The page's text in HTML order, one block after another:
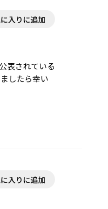
入りに追加
表されている
したら幸い
入りに追加